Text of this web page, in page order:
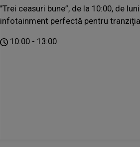
"Trei ceasuri bune”, de la 10:00, de
infotainment perfectă pentru
10:00 13:00